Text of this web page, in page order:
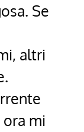
Se
altri
mi